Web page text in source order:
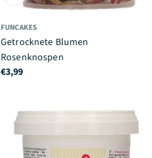
FUNCAKES
Getrocknete Blumen
Rosenknospen
Regulärer
€3,99